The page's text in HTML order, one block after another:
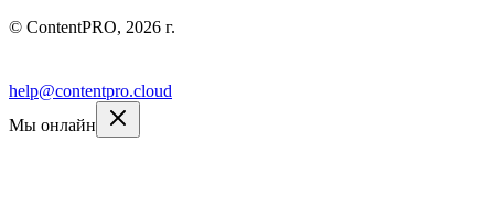
© ContentPRO, 2026 г.
help@contentpro.cloud
Мы онлайн